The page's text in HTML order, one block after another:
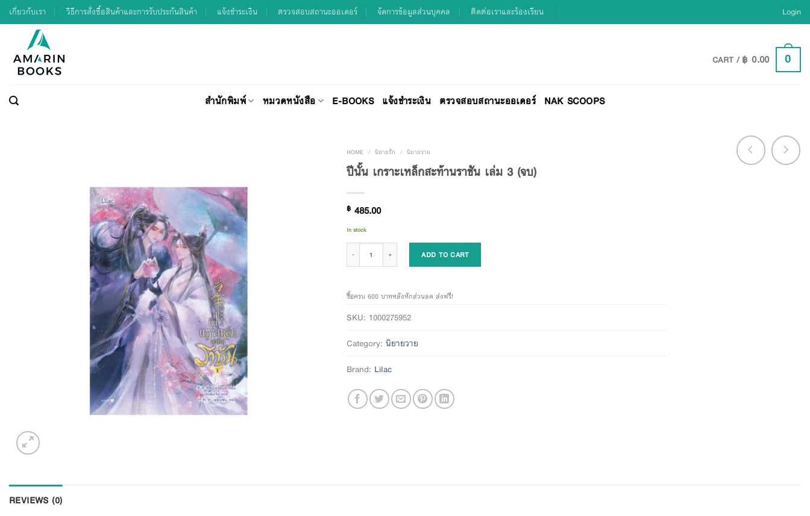
Skip
to
เกี่ยวกับเรา วิธีการสั่งซื้อสินค้าและการรับประกันสินค้า แจ้งชำระเงิน ตรวจสอบสถานะออเดอร์ จัดการข้อมูลส่วนบุคคล ติดต่อเราและร้องเรียน Login
CART /฿ 0.00 0
สำนักพิมพ์ หมวดหนังสือ E-BOOKS แจ้งชำระเงิน ตรวจสอบสถานะออเดอร์ NAK SCOOPS
HOME / นิยายรัก / นิยายวาย
ปีนั้น เกราะเหล็กสะท้านราชัน เล่ม 3 (จบ)
฿ 485.00
In stock
ADD TO CART
ซื้อครบ 600 บาทหลังหักส่วนลด ส่งฟรี!
SKU: 1000275952
Category: นิยายวาย
Brand: Lilac
REVIEWS (0)